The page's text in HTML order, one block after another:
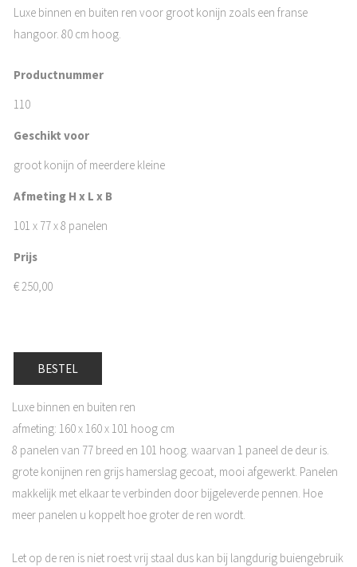
Luxe binnen en buiten ren voor groot konijn zoals een franse
hangoor. 80 cm hoog.
Productnummer
110
Geschikt voor
groot konijn of meerdere kleine
Afmeting H x L x B
101 x 77 x 8 panelen
Prijs
€250,00
BESTEL
Luxe binnen en buiten ren
afmeting: 160 x 160 x 101 hoog cm
8 panelen van 77 breed en 101 hoog. waarvan 1 paneel de deur is.
grote konijnen ren grijs hamerslag gecoat, mooi afgewerkt. Panelen
makkelijk met elkaar te verbinden door bijgeleverde pennen. Hoe
meer panelen u koppelt hoe groter de ren wordt.
Let op de ren is niet roest vrij staal dus kan bij langdurig buiengebruik